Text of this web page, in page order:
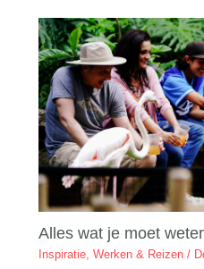
Alles wat je moet
Inspiratie, Werken & Reizen/